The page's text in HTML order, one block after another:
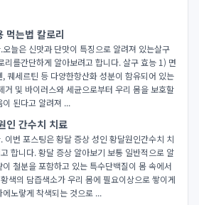
먹는법 칼로리
늘은 신맛과 단맛이 특징으로 알려져 있는살구
리를간단하게 알아보려고 합니다. 살구 효능 1) 면
퀘세르틴 등 다양한항산화 성분이 함유되어 있는
거 및 바이러스와 세균으로부터 우리 몸을 보호할
된다고 알려져 ...
인 간수치 치료
이번 포스팅은 황달 증상 성인 황달원인간수치 치
합니다. 황달 증상 알아보기 보통 일반적으로 알
철분을 포함하고 있는 특수단백질이 몸 속에서
색의 담즙색소가 우리 몸에 필요이상으로 쌓이게
노랗게 착색되는 것으로 ...